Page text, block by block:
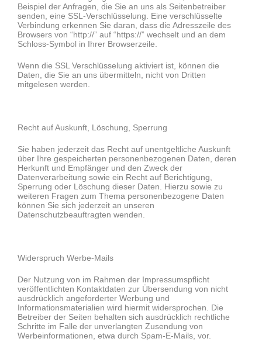
Beispiel der Anfragen, die Sie an uns als Seitenbetreiber
senden, eine SSL-Verschlüsselung. Eine verschlüsselte
Verbindung erkennen Sie daran, dass die Adresszeile des
Browsers von “http://” auf “https://” wechselt und an dem
Schloss-Symbol in Ihrer Browserzeile.
Wenn die SSL Verschlüsselung aktiviert ist, können die
Daten, die Sie an uns übermitteln, nicht von Dritten
mitgelesen werden.
Recht auf Auskunft, Löschung, Sperrung
Sie haben jederzeit das Recht auf unentgeltliche Auskunft
über Ihre gespeicherten personenbezogenen Daten, deren
Herkunft und Empfänger und den Zweck der
Datenverarbeitung sowie ein Recht auf Berichtigung,
Sperrung oder Löschung dieser Daten. Hierzu sowie zu
weiteren Fragen zum Thema personenbezogene Daten
können Sie sich jederzeit an unseren
Datenschutzbeauftragten wenden.
Widerspruch Werbe-Mails
Der Nutzung von im Rahmen der Impressumspflicht
veröffentlichten Kontaktdaten zur Übersendung von nicht
ausdrücklich angeforderter Werbung und
Informationsmaterialien wird hiermit widersprochen. Die
Betreiber der Seiten behalten sich ausdrücklich rechtliche
Schritte im Falle der unverlangten Zusendung von
Werbeinformationen, etwa durch Spam-E-Mails, vor.